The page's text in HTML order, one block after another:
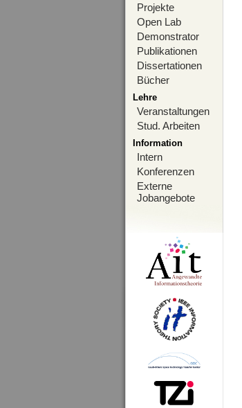
Projekte
Open Lab
Demonstrator
Publikationen
Dissertationen
Bücher
Lehre
Veranstaltungen
Stud. Arbeiten
Information
Intern
Konferenzen
Externe
Jobangebote